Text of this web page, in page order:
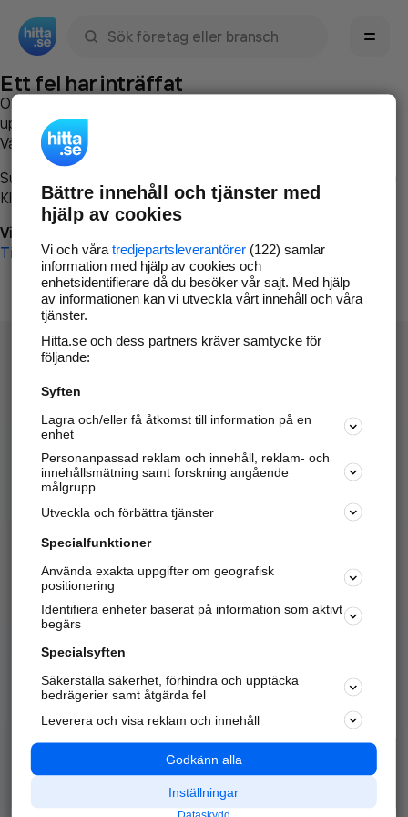
Ett fel har inträffat
Om du vill kan du
uppstod så att vi lättare och snabbare kan avhjälpa det.
Vänligen försök med följande:
Surfa till
Klicka påTillbaka-knappen i webbläsaren och försök igen
Vi beklagar besväret!
Till startsidan
Hitta.se - Gratis nummerupplysning.
Sök företag, personer och platser.
Hitta telefonnummer, adresser, företagsinfo mm.
Marknadsför företaget
Kom igång och annonsera mot
samarbetspartners nära dig.
Alla kategorier
Populära sökningar
API & Kartor
Annonsera
Integritet
Nödnummer
Bättre innehåll och tjänster med
hjälp av cookies
Vi och våra tredjepartsleverantörer(122) samlar
information med hjälp av cookies och
enhetsidentifierare då du besöker vår sajt. Med hjälp
av informationen kan vi utveckla vårt innehåll och våra
tjänster.
Hitta.se och dess partners kräver samtycke för
följande:
Syften
Lagra och/eller få åtkomst till information på en
enhet
Personanpassad reklam och innehåll, reklam- och
innehållsmätning samt forskning angående
målgrupp
Utveckla och förbättra tjänster
Specialfunktioner
Använda exakta uppgifter om geografisk
positionering
Identifiera enheter baserat på information som aktivt
begärs
Specialsyften
Säkerställa säkerhet, förhindra och upptäcka
bedrägerier samt åtgärda fel
Leverera och visa reklam och innehåll
Godkänn alla
Inställningar
Dataskydd